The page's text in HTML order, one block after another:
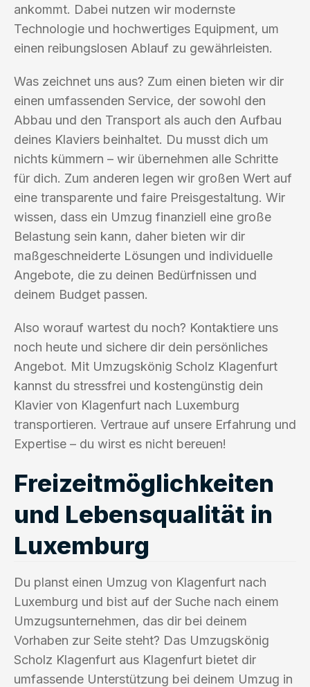
ankommt. Dabei nutzen wir modernste
Technologie und hochwertiges Equipment, um
einen reibungslosen Ablauf zu gewährleisten.
Was zeichnet uns aus? Zum einen bieten wir dir
einen umfassenden Service, der sowohl den
Abbau und den Transport als auch den Aufbau
deines Klaviers beinhaltet. Du musst dich um
nichts kümmern – wir übernehmen alle Schritte
für dich. Zum anderen legen wir großen Wert auf
eine transparente und faire Preisgestaltung. Wir
wissen, dass ein Umzug finanziell eine große
Belastung sein kann, daher bieten wir dir
maßgeschneiderte Lösungen und individuelle
Angebote, die zu deinen Bedürfnissen und
deinem Budget passen.
Also worauf wartest du noch? Kontaktiere uns
noch heute und sichere dir dein persönliches
Angebot. Mit Umzugskönig Scholz Klagenfurt
kannst du stressfrei und kostengünstig dein
Klavier von Klagenfurt nach Luxemburg
transportieren. Vertraue auf unsere Erfahrung und
Expertise – du wirst es nicht bereuen!
Freizeitmöglichkeiten
und Lebensqualität in
Luxemburg
Du planst einen Umzug von Klagenfurt nach
Luxemburg und bist auf der Suche nach einem
Umzugsunternehmen, das dir bei deinem
Vorhaben zur Seite steht? Das Umzugskönig
Scholz Klagenfurt aus Klagenfurt bietet dir
umfassende Unterstützung bei deinem Umzug in